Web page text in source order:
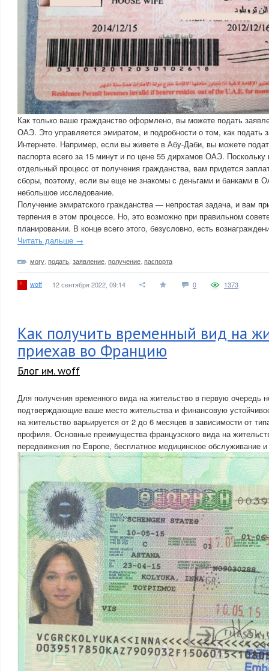
Как только ваше гражданство оформлено, вы можете подать
ОАЭ. Это управляется эмиратом, и подробности о том, как подать
Интернете. Например, если вы живете в Абу-Даби, вы можете
паспорта всего за 15 минут и по цене 55 дирхамов ОАЭ.
отдельный процесс от получения гражданства, вам придется
сборы, поэтому, если вы еще не знакомы с деньгами и банками в
небольшое исследование.
Получение эмиратского гражданства — непростая задача, и вам
терпения в этом процессе. Но, это возможно при правильном
планировании. В конце всего этого, безусловно, есть
Читать дальше →
могу подать заявление получение паспорта
woff 12 сентября 2022, 09:14 0 1373
Как получить временный вид на
приехав во Францию
Блог им. woff
Для получения временного вида на жительство в первую очередь
подтверждающие ваше место жительства и финансовую
на жительство варьируется от 2 до 6 месяцев в зависимости от
профиля. Основные преимущества французского вида на
передвижения по Европе, бесплатное медицинское обслуживание и